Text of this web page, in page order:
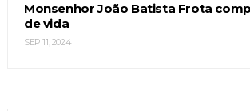
Monsenhor João Batista Frota
de vida
SEP 11, 2024